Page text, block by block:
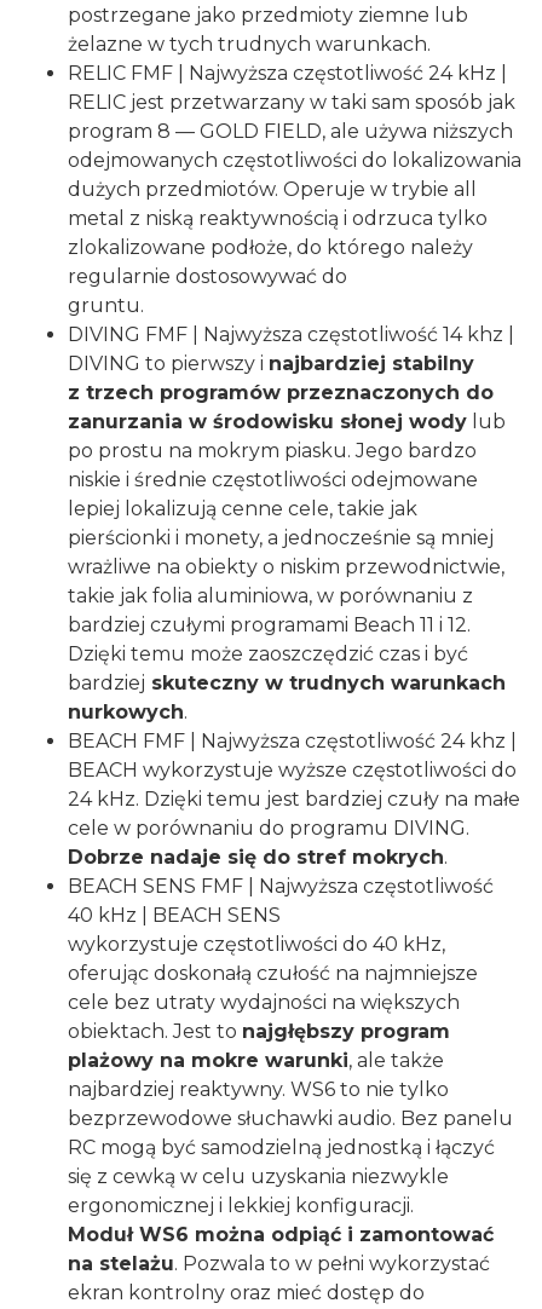
postrzegane jako przedmioty ziemne lub
żelazne w tych trudnych warunkach.
RELIC FMF | Najwyższa częstotliwość 24 kHz |
RELIC jest przetwarzany w taki sam sposób jak
program 8 — GOLD FIELD, ale używa niższych
odejmowanych częstotliwości do lokalizowania
dużych przedmiotów. Operuje w trybie all
metal z niską reaktywnością i odrzuca tylko
zlokalizowane podłoże, do którego należy
regularnie dostosowywać do
gruntu.
DIVING FMF | Najwyższa częstotliwość 14 khz |
DIVING to pierwszy i najbardziej stabilny
z trzech programów przeznaczonych do
zanurzania w środowisku słonej wody lub
po prostu na mokrym piasku. Jego bardzo
niskie i średnie częstotliwości odejmowane
lepiej lokalizują cenne cele, takie jak
pierścionki i monety, a jednocześnie są mniej
wrażliwe na obiekty o niskim przewodnictwie,
takie jak folia aluminiowa, w porównaniu z
bardziej czułymi programami Beach 11 i 12.
Dzięki temu może zaoszczędzić czas i być
bardziej skuteczny w trudnych warunkach
nurkowych.
BEACH FMF | Najwyższa częstotliwość 24 khz |
BEACH wykorzystuje wyższe częstotliwości do
24 kHz. Dzięki temu jest bardziej czuły na małe
cele w porównaniu do programu DIVING.
Dobrze nadaje się do stref mokrych.
BEACH SENS FMF | Najwyższa częstotliwość
40 kHz | BEACH SENS
wykorzystuje częstotliwości do 40 kHz,
oferując doskonałą czułość na najmniejsze
cele bez utraty wydajności na większych
obiektach. Jest to najgłębszy program
plażowy na mokre warunki, ale także
najbardziej reaktywny. WS6 to nie tylko
bezprzewodowe słuchawki audio. Bez panelu
RC mogą być samodzielną jednostką i łączyć
się z cewką w celu uzyskania niezwykle
ergonomicznej i lekkiej konfiguracji.
Moduł WS6 można odpiąć i zamontować
na stelażu. Pozwala to w pełni wykorzystać
ekran kontrolny oraz mieć dostęp do